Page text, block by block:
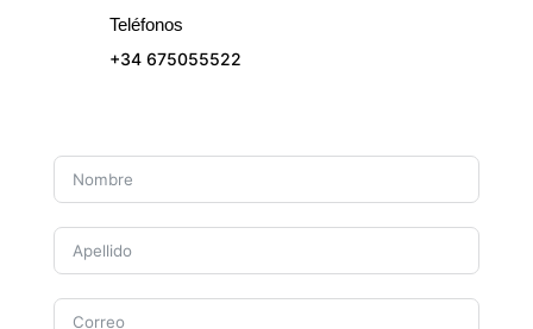
Teléfonos
+34 675055522